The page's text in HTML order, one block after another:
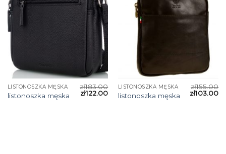
LISTONOSZKA MĘSKA
listonoszka męska
zł183.00
zł122.00
LISTONOSZKA MĘSKA
listonoszka męska
zł155.00
zł103.00